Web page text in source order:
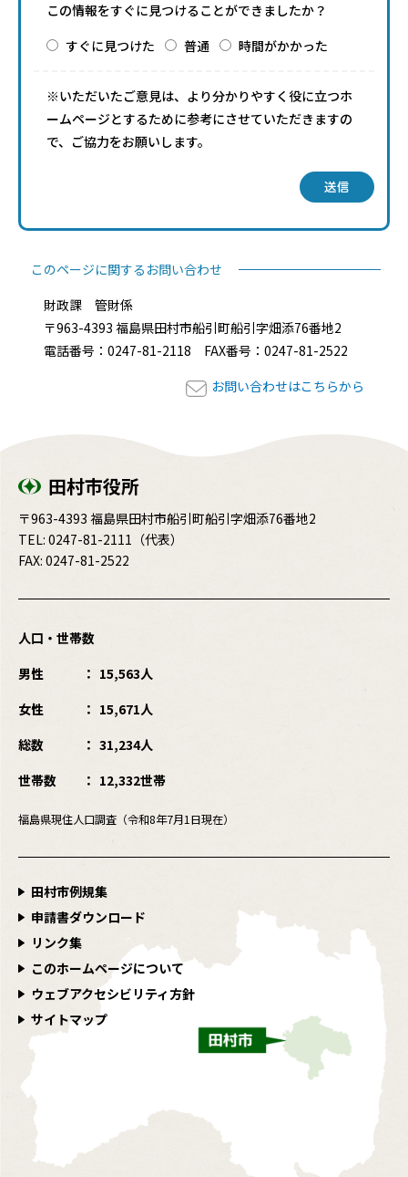
この情報をすぐに見つけることができましたか？
すぐに見つけた
普通 時間がかかった
※いただいたご意見は、より分かりやすく役に立つホ
ームページとするために参考にさせていただきますの
で、ご協力をお願いします。
送信
このページに関するお問い合わせ
財政課 管財係
〒963-4393 福島県田村市船引町船引字畑添76番地2
電話番号：0247-81-2118 FAX番号：0247-81-2522
お問い合わせはこちらから
田村市役所
〒963-4393 福島県田村市船引町船引字畑添76番地2
TEL: 0247-81-2111 （代表）
FAX: 0247-81-2522
人口・世帯数
男性
15,563人
女性
15,671人
総数
31,234人
世帯数
12,332世帯
福島県現住人口調査（令和8年7月1日現在）
田村市例規集
申請書ダウンロード
リンク集
このホームページについて
ウェブアクセシビリティ方針
サイトマップ